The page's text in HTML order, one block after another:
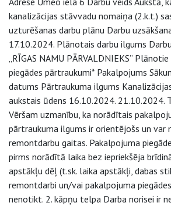
kanalizācijas stāvvadu nomaiņa (2.k.t.)
uzturēšanas darbu plānu Darbu
17.10.2024. Plānotais darbu ilgums
„RĪGAS NAMU PĀRVALDNIEKS”
piegādes pārtraukumi* Pakalpojums
datums Pārtraukuma ilgums
aukstais ūdens 16.10.2024. 21.10.2024.
Vēršam uzmanību, ka norādītais
pārtraukuma ilgums ir orientējošs un var
remontdarbu gaitas. Pakalpojuma
pirms norādītā laika bez iepriekšēja
apstākļu dēļ (t.sk. laika apstākļi, dabas
remontdarbi un/vai pakalpojuma
nenotikt. 2. kāpņu telpa Darba norisei ir